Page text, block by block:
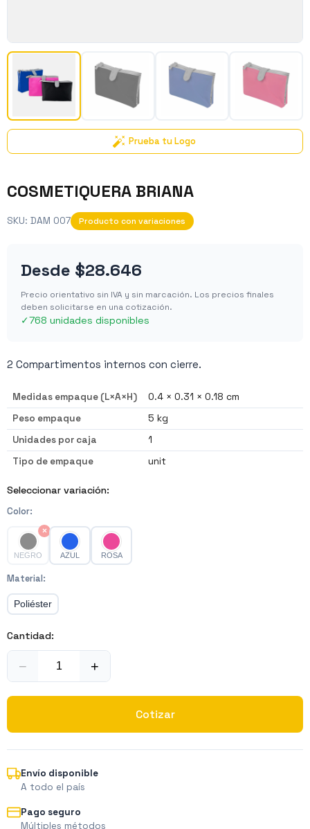
Prueba tu Logo
COSMETIQUERA BRIANA
SKU: DAM 007 Producto con variaciones
Desde $28.646
Precio orientativo sin IVA y sin marcación. Los precios finales
deben solicitarse en una cotización.
✓768 unidades disponibles
2 Compartimentos internos con cierre.
Medidas empaque (L×A×H)
0.4 × 0.31 × 0.18 cm
Peso empaque
5 kg
Unidades por caja
1
Tipo de empaque
unit
Seleccionar variación:
Color:
NEGRO
×
AZUL ROSA
Material:
Poliéster
Cantidad:
− +
Cotizar
Envío disponible
A todo el país
Pago seguro
Múltiples métodos